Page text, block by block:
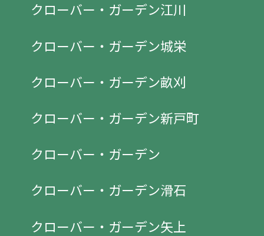
クローバー・ガーデン江川
クローバー・ガーデン城栄
クローバー・ガーデン畝刈
クローバー・ガーデン新戸町
クローバー・ガーデン
クローバー・ガーデン滑石
クローバー・ガーデン矢上